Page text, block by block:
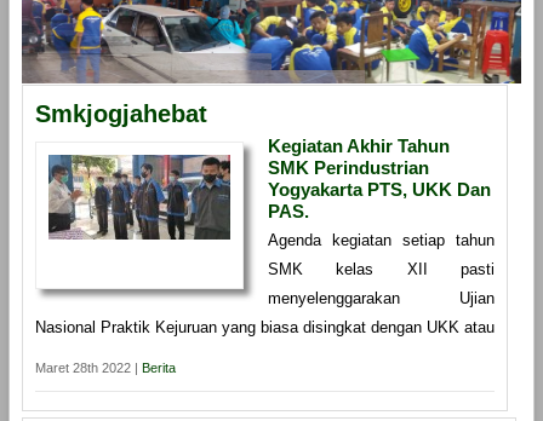
Smkjogjahebat
Kegiatan Akhir Tahun
SMK Perindustrian
Yogyakarta PTS, UKK Dan
PAS.
Agenda kegiatan setiap tahun
SMK kelas XII pasti
menyelenggarakan Ujian
Nasional Praktik Kejuruan yang biasa disingkat dengan UKK atau
Maret 28th 2022 | Berita